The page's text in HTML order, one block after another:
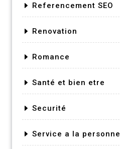
Referencement SEO
Renovation
Romance
Santé et bien etre
Securité
Service a la personne